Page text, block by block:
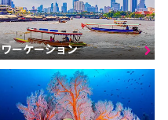
ワーケーション